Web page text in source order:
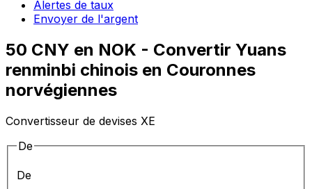
Alertes de taux
Envoyer de l'argent
50 CNY en NOK - Convertir Yuans
renminbi chinois en Couronnes
norvégiennes
Convertisseur de devises XE
De
De